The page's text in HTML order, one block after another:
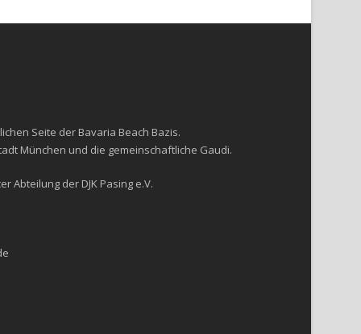
Seite der Bavaria Beach Bazis.
München und die gemeinschaftliche Gaudi.
Abteilung der DJK Pasing e.V.